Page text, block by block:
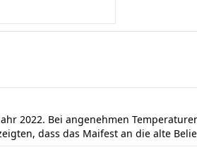
2022. Bei angenehmen
dass das Maifest an die alte